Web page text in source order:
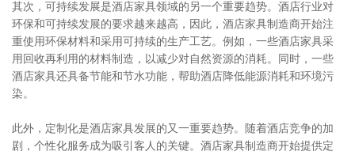
其次，可持续发展是酒店家具领域的另一个重要趋势。酒店行业对
环保和可持续发展的要求越来越高，因此，酒店家具制造商开始注
重使用环保材料和采用可持续的生产工艺。例如，一些酒店家具采
用回收再利用的材料制造，以减少对自然资源的消耗。同时，一些
酒店家具还具备节能和节水功能，帮助酒店降低能源消耗和环境污
染。
此外，定制化是酒店家具发展的又一重要趋势。随着酒店竞争的加
剧，个性化服务成为吸引客人的关键。酒店家具制造商开始提供定